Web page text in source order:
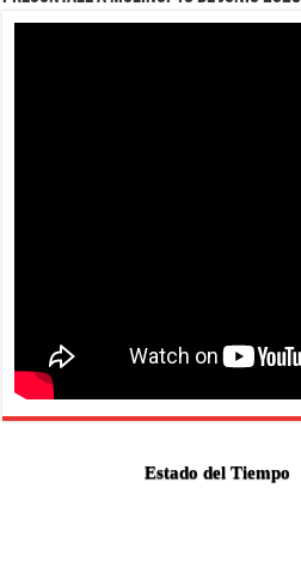
Estado del Tiempo